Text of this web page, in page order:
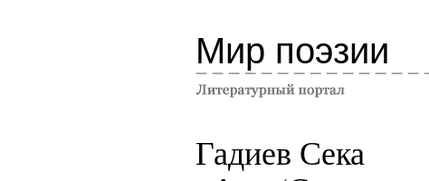
Мир поэзии
Гадиев Сека